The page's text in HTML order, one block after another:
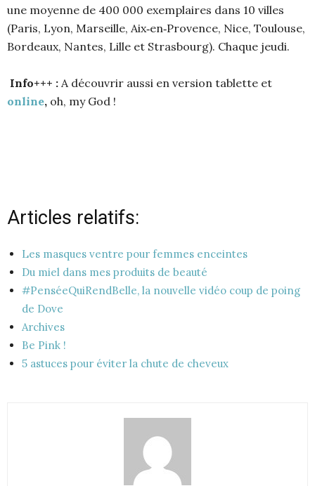
une moyenne de 400 000 exemplaires dans 10 villes
(Paris, Lyon, Marseille, Aix‐en‐Provence, Nice, Toulouse,
Bordeaux, Nantes, Lille et Strasbourg). Chaque jeudi.
Info+++ : A découvrir aussi en version tablette et
online, oh, my God !
Articles relatifs:
Les masques ventre pour femmes enceintes
Du miel dans mes produits de beauté
#PenséeQuiRendBelle, la nouvelle vidéo coup de poing
de Dove
Archives
Be Pink !
5 astuces pour éviter la chute de cheveux